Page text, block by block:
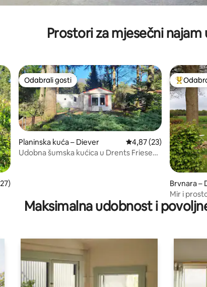
Prostori za mjesečni najam
ocjena: 5/5, recenzija: 27
Odabrali gosti
Odabrali gosti
Planinska kuća – Diever Prosječna ocjena: 4,87/
4,87 (23)
Udobna šumska kućica u Drents Friese
Među
Brvnara –
Mir i
Maksimalna udobnost i